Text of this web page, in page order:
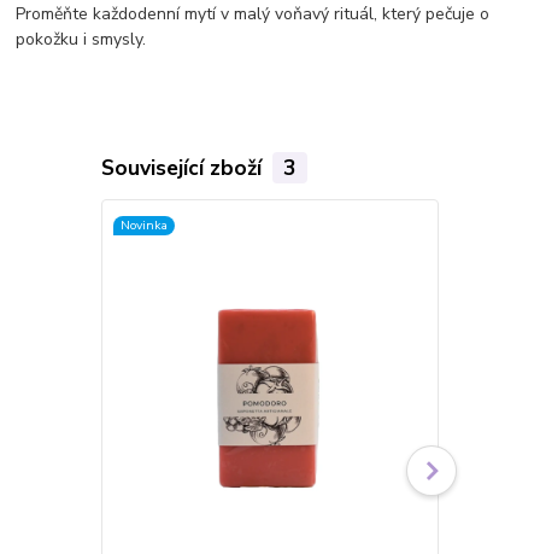
Proměňte každodenní mytí v malý voňavý rituál, který pečuje o
pokožku i smysly.
Související zboží 3
Novinka